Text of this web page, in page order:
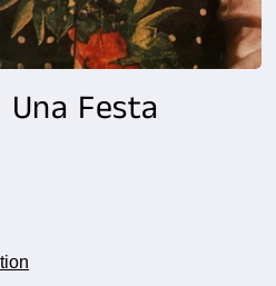
Festa